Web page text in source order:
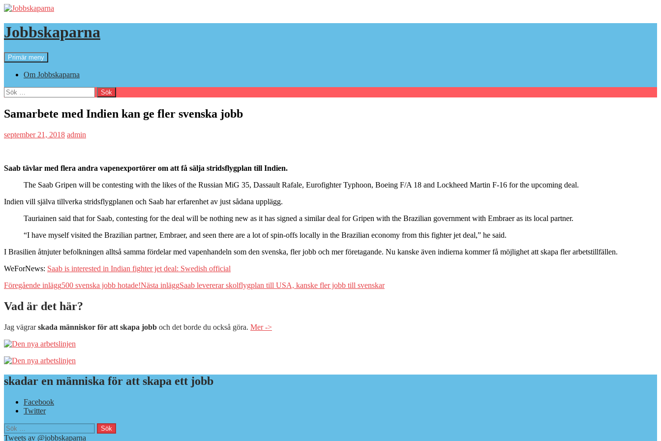
Hoppa
innehåll
Jobbskaparna
Sök
Primär meny
Om Jobbskaparna
Sök
efter:
Samarbete med Indien kan ge fler svenska jobb
september 21, 2018 admin
Saab tävlar med flera andra vapenexportörer om att få sälja stridsflygplan till Indien.
The Saab Gripen will be contesting with the likes of the Russian MiG 35, Dassault Rafale, Eurofighter Typhoon, Boeing F/A 18 and Lockheed Martin F-16 for the upcoming deal.
Indien vill själva tillverka stridsflygplanen och Saab har erfarenhet av just sådana upplägg.
Tauriainen said that for Saab, contesting for the deal will be nothing new as it has signed a similar deal for Gripen with the Brazilian government with Embraer as its local partner.
“I have myself visited the Brazilian partner, Embraer, and seen there are a lot of spin-offs locally in the Brazilian economy from this fighter jet deal,” he said.
I Brasilien åtnjuter befolkningen alltså samma fördelar med vapenhandeln som den svenska, fler jobb och mer företagande. Nu kanske även indierna kommer få möjlighet att skapa fler arbetstillfällen.
WeForNews: Saab is interested in Indian fighter jet deal: Swedish official
Inläggsnavigering
Föregående inlägg500 svenska jobb hotade!Nästa inläggSaab levererar skolflygplan till USA, kanske fler jobb till svenskar
Vad är det här?
Jag vägrarskada människor för att skapa jobb och det borde du också göra. Mer ->
skadar en människa för att skapa ett jobb
Facebook
Twitter
Sök
efter:
Tweets av @jobbskaparna